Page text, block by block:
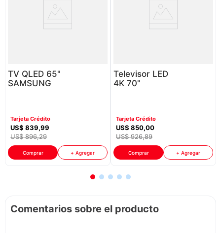
TV QLED 65"
SAMSUNG
Tarjeta Crédito
US$ 839,99
US$ 896,29
Comprar + Agregar
Televisor LED
4K 70"
Tarjeta Crédito
US$ 850,00
US$ 926,89
Comprar + Agregar
Comentarios sobre el producto